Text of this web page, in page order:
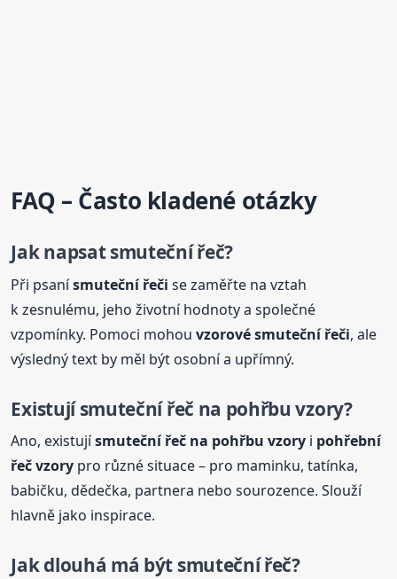
FAQ – Často kladené otázky
Jak napsat smuteční řeč?
Při psanísmuteční řeči se zaměřte na vztah
k zesnulému, jeho životní hodnoty a společné
vzpomínky. Pomoci mohouvzorové smuteční řeči, ale
výsledný text by měl být osobní a upřímný.
Existují smuteční řeč na pohřbu vzory?
Ano, existujísmuteční řeč na pohřbu vzory i pohřební
řeč vzory pro různé situace – pro maminku, tatínka,
babičku, dědečka, partnera nebo sourozence. Slouží
hlavně jako inspirace.
Jak dlouhá má být smuteční řeč?